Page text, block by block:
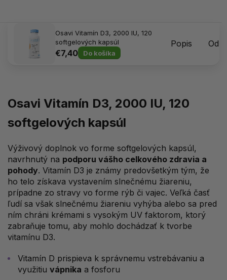
Osavi Vitamín D3, 2000 IU, 120
softgelových kapsúl
€7,40 Do košíka
Popis
Osavi Vitamín D3, 2000 IU, 120
softgelových kapsúl
Výživový doplnok vo forme softgelových kapsúl,
navrhnutý na podporu vášho celkového zdravia a
pohody. Vitamín D3 je známy predovšetkým tým, že
ho telo získava vystavením slnečnému žiareniu,
prípadne zo stravy vo forme rýb či vajec. Veľká časť
ľudí sa však slnečnému žiareniu vyhýba alebo sa pred
ním chráni krémami s vysokým UV faktorom, ktorý
zabraňuje tomu, aby mohlo dochádzať k tvorbe
vitamínu D3.
Vitamín D prispieva k správnemu vstrebávaniu a
využitiu vápnika a fosforu